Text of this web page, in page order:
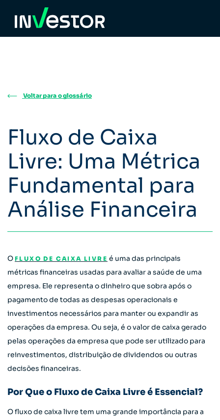
Voltar para o glossário
Fluxo de Caixa
Livre: Uma Métrica
Fundamental para
Análise Financeira
O FLUXO DE CAIXA LIVRE é uma das principais
métricas financeiras usadas para avaliar a saúde de uma
empresa. Ele representa o dinheiro que sobra após o
pagamento de todas as despesas operacionais e
investimentos necessários para manter ou expandir as
operações da empresa. Ou seja, é o valor de caixa gerado
pelas operações da empresa que pode ser utilizado para
reinvestimentos, distribuição de dividendos ou outras
decisões financeiras.
Por Que o Fluxo de Caixa Livre é Essencial?
O fluxo de caixa livre tem uma grande importância para a